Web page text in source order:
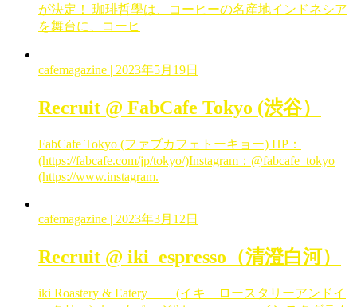
が決定！ 珈琲哲學は、コーヒーの名産地インドネシア
を舞台に、コーヒ
cafemagazine | 2023年5月19日
Recruit @ FabCafe Tokyo (渋谷）
FabCafe Tokyo (ファブカフェトーキョー) HP：
(https://fabcafe.com/jp/tokyo/)Instagram：@fabcafe_tokyo
(https://www.instagram.
cafemagazine | 2023年3月12日
Recruit @ iki_espresso（清澄白河）
iki Roastery & Eatery (イキ ロースタリーアンドイ